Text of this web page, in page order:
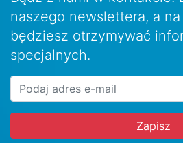
naszego newslettera, a
będziesz otrzymywać
specjalnych.